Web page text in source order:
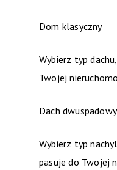
Dom klasyczny
Wybierz typ
Twojej
Dach dwuspadowy
Wybierz typ
pasuje do Twojej